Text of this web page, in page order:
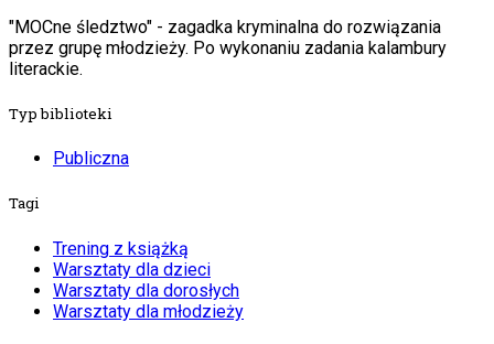
"MOCne śledztwo" - zagadka kryminalna do rozwiązania
przez grupę młodzieży. Po wykonaniu zadania kalambury
literackie.
Typ biblioteki
Publiczna
Tagi
Trening z książką
Warsztaty dla dzieci
Warsztaty dla dorosłych
Warsztaty dla młodzieży